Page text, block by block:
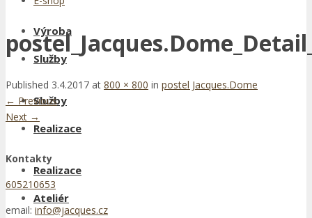
Služby
Realizace
Ateliér
Výroba
Služby
Realizace
Published 3.4.2017 at 800 × 800 in postel Jacques.Dome
← Previous
Next →
Kontakty
605210653
email: info@jacques.cz